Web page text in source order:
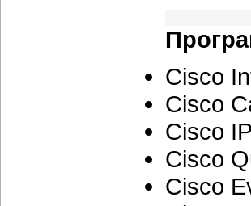
Cisco
Cisco
Cisco
Cisco
Cisco